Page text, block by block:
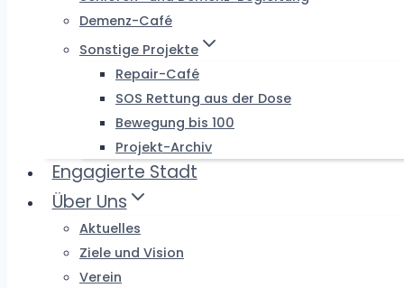
Demenz-Café
Sonstige Projekte
Repair-Café
SOS Rettung aus der Dose
Bewegung bis 100
Projekt-Archiv
Engagierte Stadt
Über Uns
Aktuelles
Ziele und Vision
Verein